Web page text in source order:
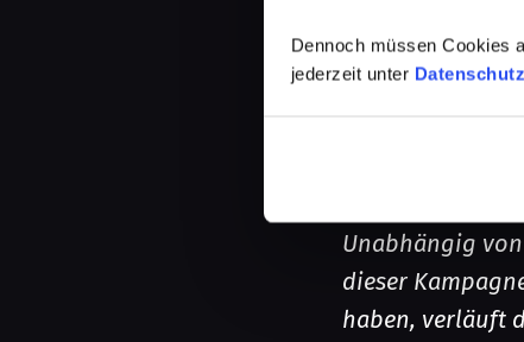
Dennoch müssen Cookies
jederzeit unter
großartige
höchster
Denn ihr
verdienen –
kommentiert
Unabhängig
dieser
haben, verläuft